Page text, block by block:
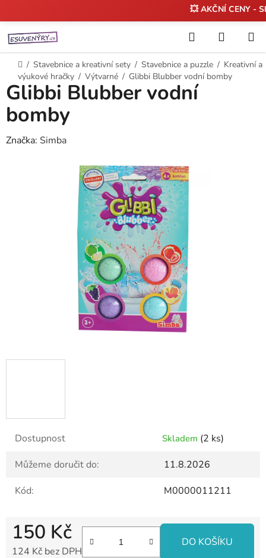
na
obsah
💥 AKČNÍ CENY -
Hledat
KOŠÍK
Domů
/ Stavebnice a kreativní sety / Stavebnice a puzzle / Kreativní a
výukové hračky / Výtvarné / Glibbi Blubber vodní bomby
Dostupnost Skladem (2 ks)
Můžeme doručit do:
11.8.2026
Kód:
M0000011211
150 Kč
124 Kč bez DPH
DO KOŠÍKU
Glibbi Blubber vodní
bomby
Značka: Simba